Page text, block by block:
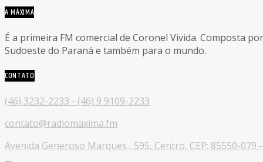
A MÁXIMA
É a primeira FM comercial de Coronel Vivida. Composta
Sudoeste do Paraná e também para o mundo.
CONTATO
(46) 3232-2233 - (46) 9 9109-2233
contato@radiomaxima.fm
Avenida Generoso Marques , 595, Centro, CEP: 85550-079